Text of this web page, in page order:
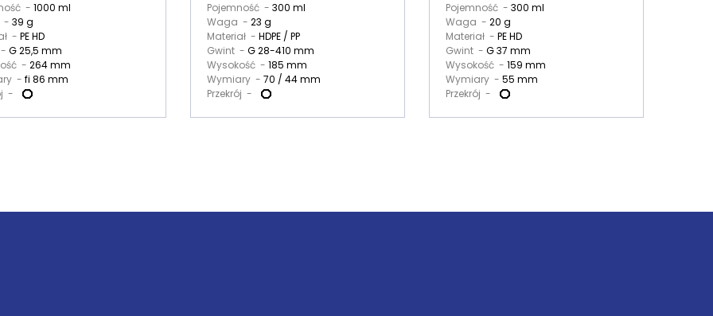
- 1000 ml
- 39 g
- PE HD
G 25,5 mm
- 264 mm
- fi 86 mm
-
Pojemność - 300 ml
Waga - 23 g
Materiał - HDPE / PP
Gwint - G 28-410 mm
Wysokość - 185 mm
Wymiary - 70 / 44 mm
Przekrój -
Pojemność - 300 ml
Waga - 20 g
Materiał - PE HD
Gwint - G 37 mm
Wysokość - 159 mm
Wymiary - 55 mm
Przekrój -